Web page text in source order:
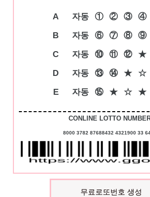
A 자동 ① ② ③ ④
B
자동 ⑥ ⑦ ⑧ ⑨
C
자동 ⑩ ⑪ ⑫ ★
D
자동 ⑬ ⑭ ★ ☆
E
자동 ⑮ ★ ☆ ★
CONLINE LOTTO
8000 3782 87688432 4321900 33
무료로또번호 생성